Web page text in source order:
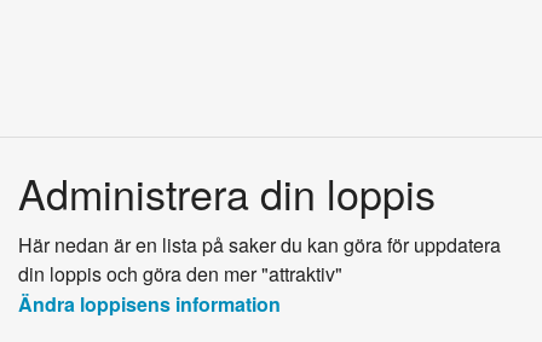
Administrera din loppis
Här nedan är en lista på saker du kan göra för uppdatera
din loppis och göra den mer "attraktiv"
Ändra loppisens information